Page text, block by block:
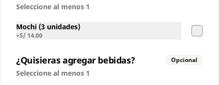
Conócenos
Local
Seleccione al menos 1
Mochi (3 unidades)
+S/ 14.00
¿Quisieras agregar bebidas? Opcional
Seleccione al menos 1